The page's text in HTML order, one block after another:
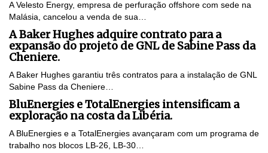
A Velesto Energy, empresa de perfuração offshore com sede na
Malásia, cancelou a venda de sua…
A Baker Hughes adquire contrato para a
expansão do projeto de GNL de Sabine Pass da
Cheniere.
A Baker Hughes garantiu três contratos para a instalação de GNL
Sabine Pass da Cheniere…
BluEnergies e TotalEnergies intensificam a
exploração na costa da Libéria.
A BluEnergies e a TotalEnergies avançaram com um programa de
trabalho nos blocos LB-26, LB-30…